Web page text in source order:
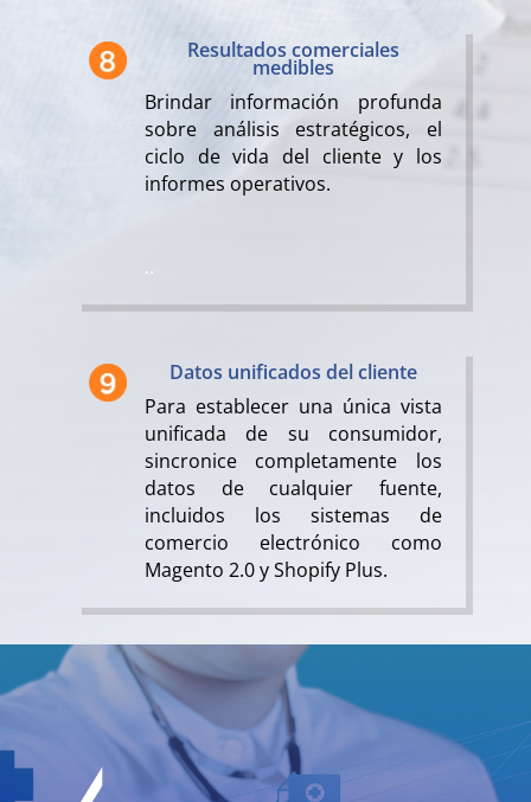
Resultados comerciales
medibles
Brindar información profunda
sobre análisis estratégicos, el
ciclo de vida del cliente y los
informes operativos.
..
Datos unificados del cliente
Para establecer una única vista
unificada de su consumidor,
sincronice completamente los
datos de cualquier fuente,
incluidos los sistemas de
comercio electrónico como
Magento 2.0 y Shopify Plus.